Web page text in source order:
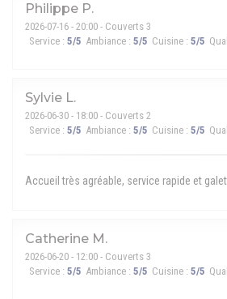
Philippe P
2026-07-16 - 20:00 - Couverts 3
Service : 5/5 Ambiance : 5/5 Cuisine : 5/5
Sylvie L
2026-06-30 - 18:00 - Couverts 2
Service : 5/5 Ambiance : 5/5 Cuisine : 5/5
Accueil très agréable, service rapide et
Catherine M
2026-06-20 - 12:00 - Couverts 3
Service : 5/5 Ambiance : 5/5 Cuisine : 5/5